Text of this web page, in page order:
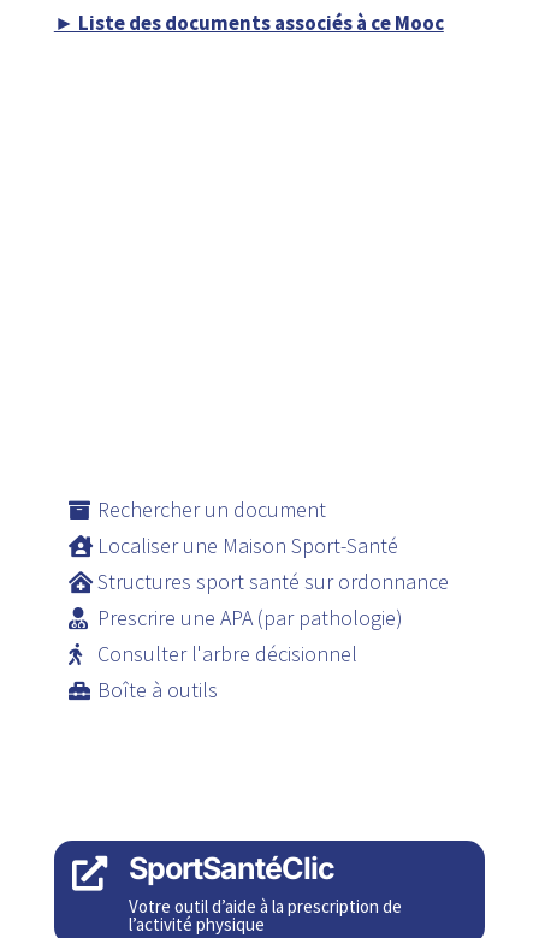
► Liste des documents associés à ce Mooc
Rechercher un document
Localiser une Maison Sport-Santé
Structures sport santé sur ordonnance
Prescrire une APA (par pathologie)
Consulter l'arbre décisionnel
Boîte à outils
 SportSantéClic
Votre outil d’aide à la prescription de
l’activité physique